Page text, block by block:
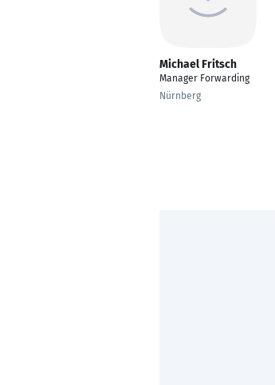
Michael Fritsch
Manager Forwarding
Nürnberg